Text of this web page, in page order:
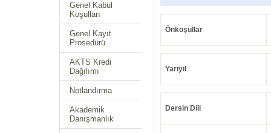
Genel Kabul
Koşulları
Genel Kayıt
Prosedürü
AKTS Kredi
Dağılımı
Notlandırma
Akademik
Danışmanlık
Önkoşullar
Yarıyıl
Dersin Dili